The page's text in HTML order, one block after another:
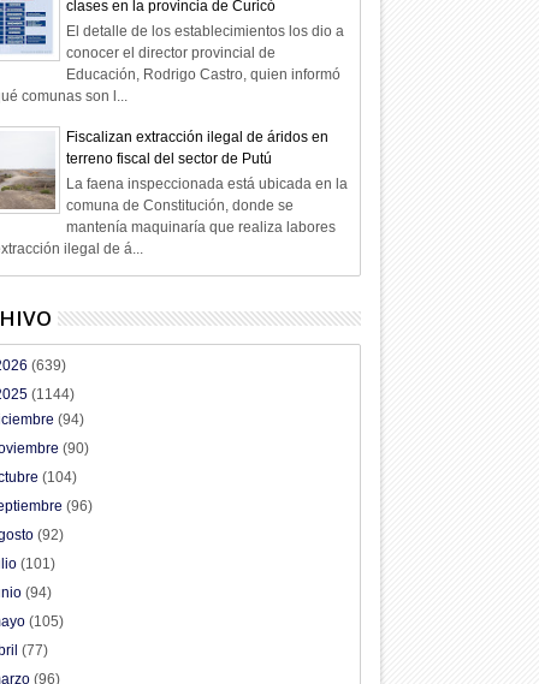
clases en la provincia de Curicó
El detalle de los establecimientos los dio a
conocer el director provincial de
Educación, Rodrigo Castro, quien informó
comunas son l...
Fiscalizan extracción ilegal de áridos en
terreno fiscal del sector de Putú
La faena inspeccionada está ubicada en la
comuna de Constitución, donde se
mantenía maquinaría que realiza labores
ilegal de á...
(639)
(1144)
(94)
(90)
(104)
(96)
(92)
(101)
(94)
(105)
(77)
(96)